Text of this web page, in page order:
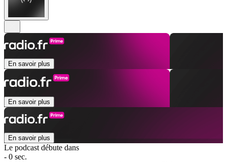
En savoir plus
En savoir plus
En savoir plus
Le podcast débute dans
- 0 sec.